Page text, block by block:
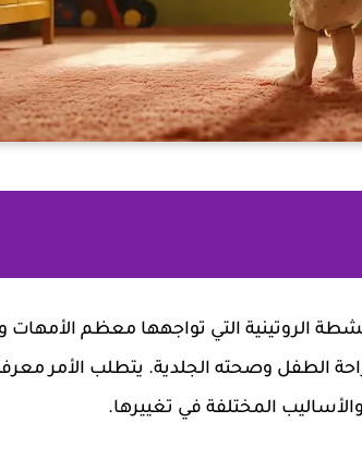
الروتينية التي تواجهها معظم الأمهات
راحة الطفل وصحته الجلدية. يتطلب الأمر
المختلفة في تغييرها.